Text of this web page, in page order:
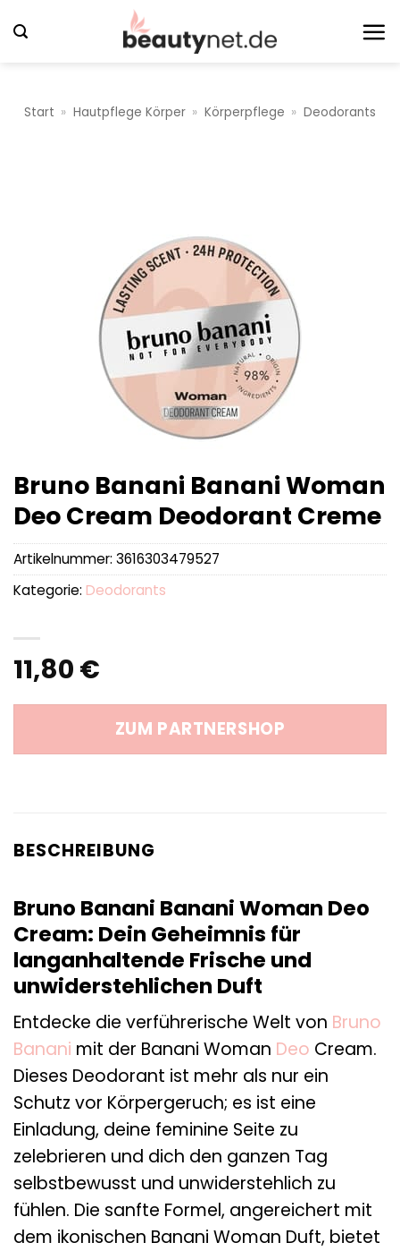
Inhalt
Start » Hautpflege Körper » Körperpflege » Deodorants
Bruno Banani Banani Woman
Deo Cream Deodorant Creme
11,80 €
ZUM PARTNERSHOP
Artikelnummer: 3616303479527
Kategorie: Deodorants
BESCHREIBUNG
Bruno Banani Banani Woman Deo
Cream: Dein Geheimnis für
langanhaltende Frische und
unwiderstehlichen Duft
Entdecke die verführerische Welt von Bruno
Banani mit der Banani Woman Deo Cream.
Dieses Deodorant ist mehr als nur ein
Schutz vor Körpergeruch; es ist eine
Einladung, deine feminine Seite zu
zelebrieren und dich den ganzen Tag
selbstbewusst und unwiderstehlich zu
fühlen. Die sanfte Formel, angereichert mit
dem ikonischen Banani Woman Duft, bietet